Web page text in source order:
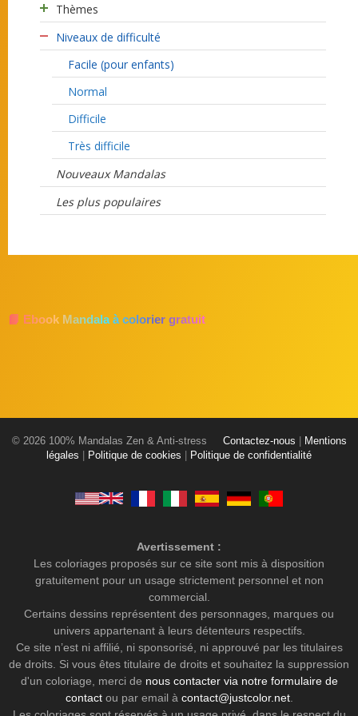
Thèmes
Niveaux de difficulté
Facile (pour enfants)
Normal
Difficile
Très difficile
Nouveaux Mandalas
Les plus populaires
📘 Ebook Mandala à colorier gratuit
© 2026 100% Mandalas Zen & Anti-stress Contactez-nous
Mentions
légales
Politique de cookies Politique de confidentialité
Avertissement :
Les coloriages proposés sur ce site sont mis à disposition
gratuitement pour un usage strictement personnel et non
commercial.
Certains dessins représentent des personnages, marques ou
univers appartenant à leurs détenteurs respectifs.
Ce site n’est ni affilié, ni sponsorisé, ni approuvé par les titulaires
de droits. Si vous êtes titulaire de droits et souhaitez la suppression
d'un coloriage, merci de nous contacter via notre formulaire de
contactou par email à contact@justcolor.net.